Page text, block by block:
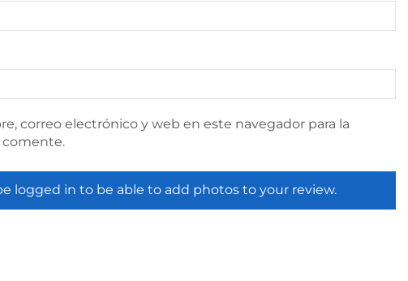
correo electrónico y web en este navegador para la
comente.
logged in to be able to add photos to your review.